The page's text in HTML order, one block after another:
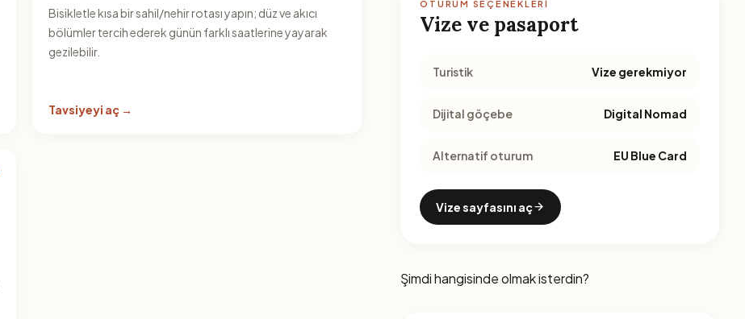
Bisikletle kısa bir sahil/nehir rotası yapın; düz ve akıcı
bölümler tercih ederek günün farklı saatlerine yayarak
gezilebilir.
Tavsiyeyi aç →
OTURUM SEÇENEKLERI
Vize ve pasaport
Turistik Vize gerekmiyor
Dijital göçebe Digital Nomad
Alternatif oturum EU Blue Card
Vize sayfasını aç
Şimdi hangisinde olmak isterdin?